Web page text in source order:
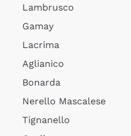
Lambrusco
Gamay
Lacrima
Aglianico
Bonarda
Nerello Mascalese
Tignanello